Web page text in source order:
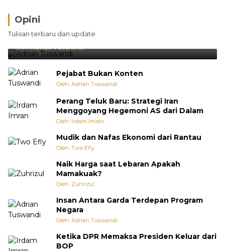
Opini
Tulisan terbaru dan update
Brasil Lebih Diunggulkan, tetapi Jepang Selalu
Punya Cara Membuat Kejutan
Oleh:Adrian Tuswandi
Pejabat Bukan Konten
Oleh: Adrian Tuswandi
Perang Teluk Baru: Strategi Iran
Menggoyang Hegemoni AS dari Dalam
Oleh: Irdam Imran
Mudik dan Nafas Ekonomi dari Rantau
Oleh: Two Efly
Naik Harga saat Lebaran Apakah
Mamakuak?
Oleh: Zuhrizul
Insan Antara Garda Terdepan Program
Negara
Oleh: Adrian Tuswandi
Ketika DPR Memaksa Presiden Keluar dari
BOP